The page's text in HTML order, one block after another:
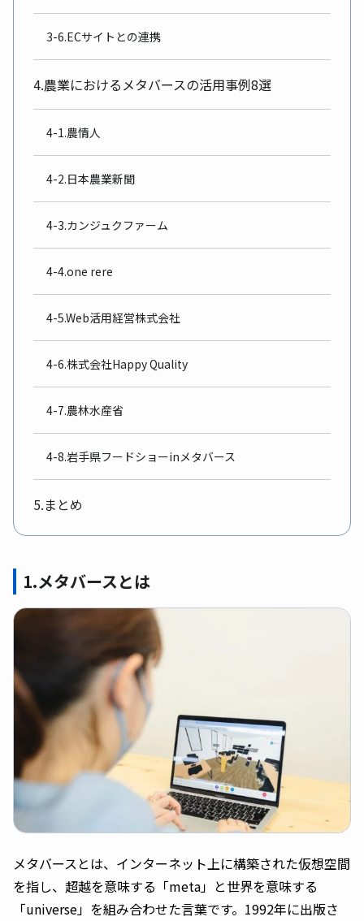
3-6.ECサイトとの連携
4.農業におけるメタバースの活用事例8選
4-1.農情人
4-2.日本農業新聞
4-3.カンジュクファーム
4-4.one rere
4-5.Web活用経営株式会社
4-6.株式会社Happy Quality
4-7.農林水産省
4-8.岩手県フードショーinメタバース
5.まとめ
1.メタバースとは
メタバースとは、インターネット上に構築された仮想空間
を指し、超越を意味する「meta」と世界を意味する
「universe」を組み合わせた言葉です。1992年に出版さ